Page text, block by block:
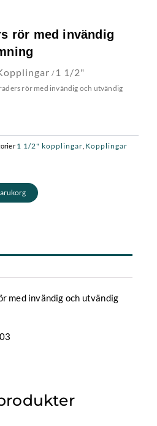
rör med invändig
/ 1 1/2"
rör med invändig och utvändig
1 1/2" kopplingar Kopplingar
med invändig och utvändig